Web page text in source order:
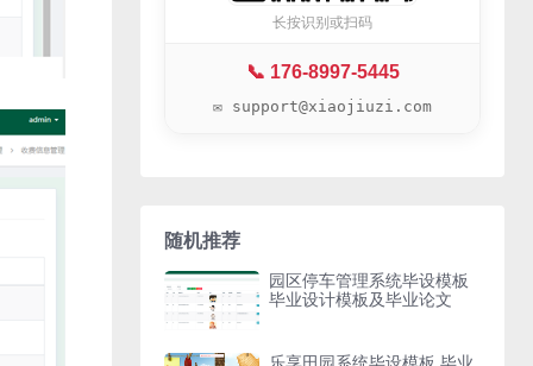
长按识别或扫码
📞 176-8997-5445
✉️ support@xiaojiuzi.com
随机推荐
园区停车管理系统毕设模板
毕业设计模板及毕业论文